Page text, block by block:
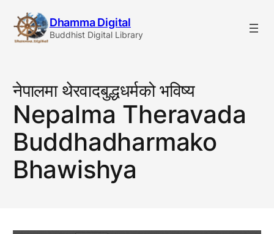
content
Dhamma Digital
Buddhist Digital Library
नेपालमा थेरवादबुद्धधर्मको भविष्य
Nepalma Theravada
Buddhadharmako
Bhawishya